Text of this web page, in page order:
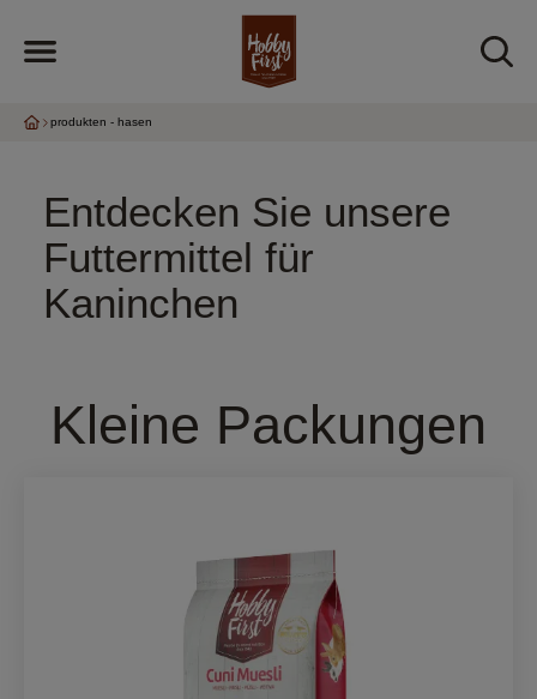
produkten - hasen
Entdecken Sie unsere
Futtermittel für
Kaninchen
Kleine Packungen